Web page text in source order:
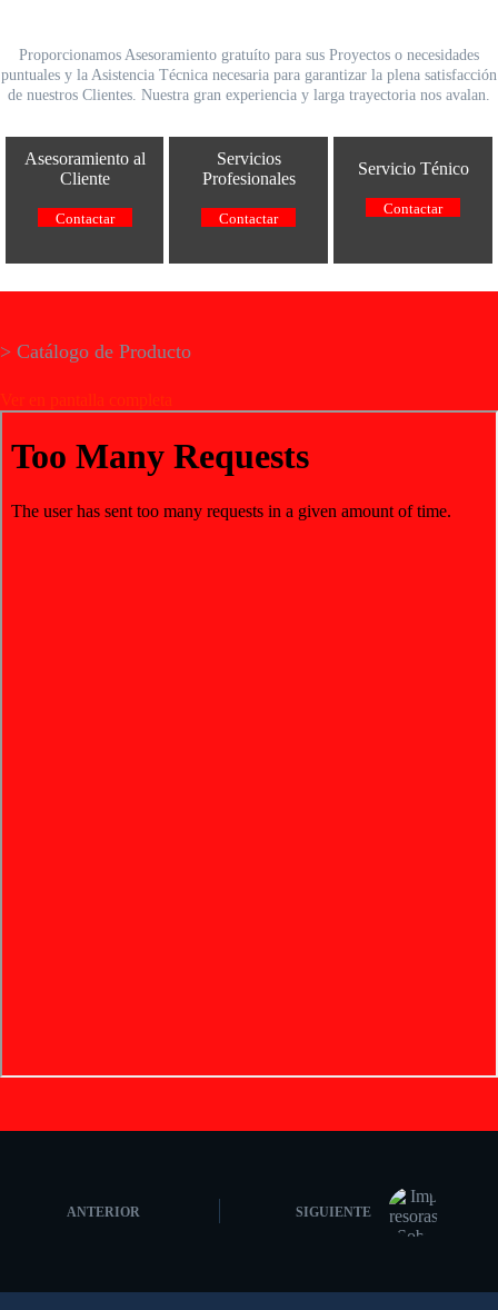
Proporcionamos Asesoramiento gratuíto para sus Proyectos o necesidades
puntuales y la Asistencia Técnica necesaria para garantizar la plena satisfacción
de nuestros Clientes. Nuestra gran experiencia y larga trayectoria nos avalan.
Asesoramiento al
Cliente
Contactar
Servicios
Profesionales
Contactar
Servicio Ténico
Contactar
> Catálogo de Producto
Ver en pantalla completa
ANTERIOR SIGUIENTE